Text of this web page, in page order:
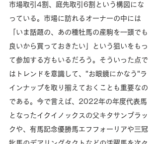
市場取引4割、庭先取引6割という構図にな
っている。市場に訪れるオーナーの中には
「いま話題の、あの種牡馬の産駒を一頭でも
良いから買っておきたい」という狙いをもっ
て参加する方もいるだろう。そういった点で
はトレンドを意識して、"お眼鏡にかなう"ラ
インナップを取り揃えておくことも重要なの
である。今で言えば、2022年の年度代表馬
となったイクイノックスの父キタサンブラッ
クや、有馬記念優勝馬エフフォーリアや三冠